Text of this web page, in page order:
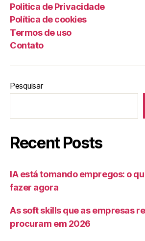
Politica de Privacidade
Política de cookies
Termos de uso
Contato
Pesquisar
Recent Posts
IA está tomando empregos: o
fazer agora
As soft skills que as empresas
procuram em 2026